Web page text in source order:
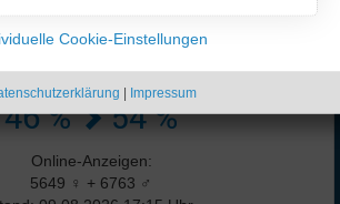
46 % 54 %
Online-Anzeigen:
5649 ♀ + 6763 ♂
Cookie-Einstellungen
| Impressum